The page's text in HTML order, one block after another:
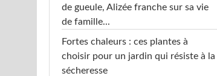
de gueule, Alizée franche sur sa vie
de famille...
Fortes chaleurs : ces plantes à
choisir pour un jardin qui résiste à la
sécheresse